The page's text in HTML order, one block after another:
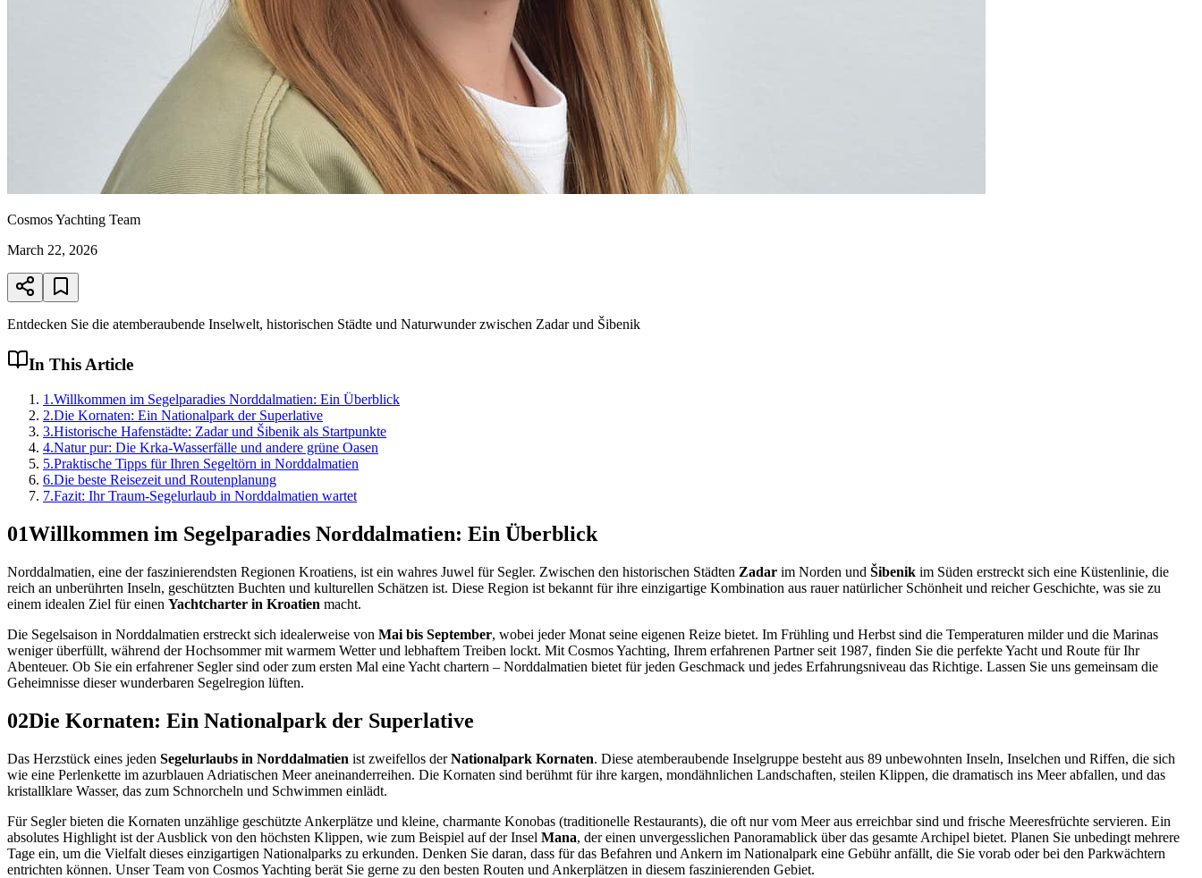
Cosmos Yachting Team
March 22, 2026
Entdecken Sie die atemberaubende Inselwelt, historischen Städte und Naturwunder zwischen Zadar und Šibenik
In This Article
1 .Willkommen im Segelparadies Norddalmatien: Ein Überblick
2.Die Kornaten: Ein Nationalpark der Superlative
3.Historische Hafenstädte: Zadar und Šibenik als Startpunkte
4.Natur pur: Die Krka-Wasserfälle und andere grüne Oasen
5.Praktische Tipps für Ihren Segeltörn in Norddalmatien
6.Die beste Reisezeit und Routenplanung
7.Fazit: Ihr Traum-Segelurlaub in Norddalmatien wartet
01Willkommen im Segelparadies Norddalmatien: Ein Überblick
Norddalmatien, eine der faszinierendsten Regionen Kroatiens, ist ein wahres Juwel für Segler. Zwischen den historischen Städten Zadar im Norden und Šibenik im Süden erstreckt sich eine Küstenlinie, die
reich an unberührten Inseln, geschützten Buchten und kulturellen Schätzen ist. Diese Region ist bekannt für ihre einzigartige Kombination aus rauer natürlicher Schönheit und reicher Geschichte, was sie zu
einem idealen Ziel für einen Yachtcharter in Kroatien macht.
Die Segelsaison in Norddalmatien erstreckt sich idealerweise von Mai bis September, wobei jeder Monat seine eigenen Reize bietet. Im Frühling und Herbst sind die Temperaturen milder und die Marinas
weniger überfüllt, während der Hochsommer mit warmem Wetter und lebhaftem Treiben lockt. Mit Cosmos Yachting, Ihrem erfahrenen Partner seit 1987, finden Sie die perfekte Yacht und Route für Ihr
Abenteuer. Ob Sie ein erfahrener Segler sind oder zum ersten Mal eine Yacht chartern – Norddalmatien bietet für jeden Geschmack und jedes Erfahrungsniveau das Richtige. Lassen Sie uns gemeinsam die
Geheimnisse dieser wunderbaren Segelregion lüften.
02Die Kornaten: Ein Nationalpark der Superlative
Das Herzstück eines jeden Segelurlaubs in Norddalmatien ist zweifellos derNationalpark Kornaten. Diese atemberaubende Inselgruppe besteht aus 89 unbewohnten Inseln, Inselchen und Riffen, die sich
wie eine Perlenkette im azurblauen Adriatischen Meer aneinanderreihen. Die Kornaten sind berühmt für ihre kargen, mondähnlichen Landschaften, steilen Klippen, die dramatisch ins Meer abfallen, und das
kristallklare Wasser, das zum Schnorcheln und Schwimmen einlädt.
Für Segler bieten die Kornaten unzählige geschützte Ankerplätze und kleine, charmante Konobas (traditionelle Restaurants), die oft nur vom Meer aus erreichbar sind und frische Meeresfrüchte servieren. Ein
absolutes Highlight ist der Ausblick von den höchsten Klippen, wie zum Beispiel auf der Insel Mana, der einen unvergesslichen Panoramablick über das gesamte Archipel bietet. Planen Sie unbedingt mehrere
Tage ein, um die Vielfalt dieses einzigartigen Nationalparks zu erkunden. Denken Sie daran, dass für das Befahren und Ankern im Nationalpark eine Gebühr anfällt, die Sie vorab oder bei den Parkwächtern
entrichten können. Unser Team von Cosmos Yachting berät Sie gerne zu den besten Routen und Ankerplätzen in diesem faszinierenden Gebiet.